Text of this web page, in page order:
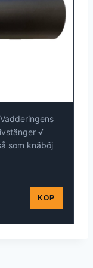
√
som knäböj
KÖP